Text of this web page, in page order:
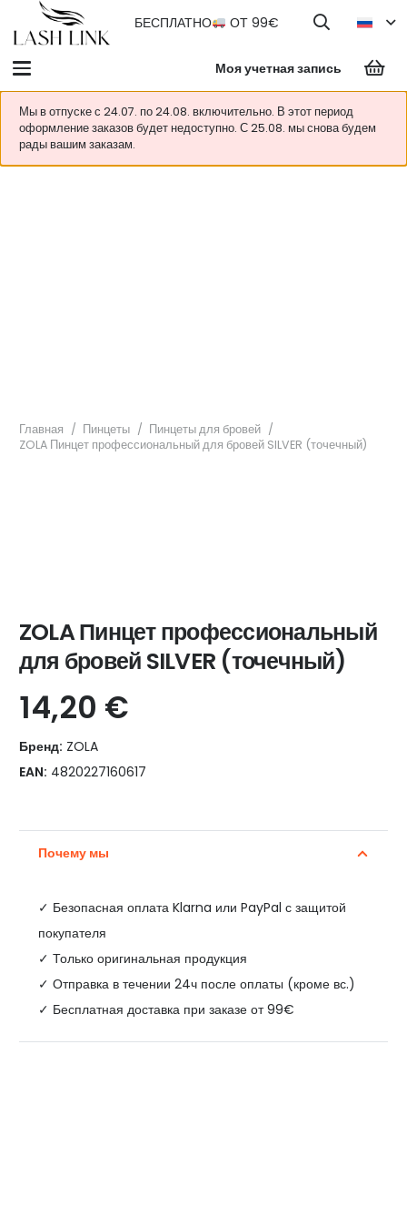
БЕСПЛАТНО ОТ 99€
Моя учетная запись
Мы в отпуске с 24.07. по 24.08. включительно. В этот период
оформление заказов будет недоступно. С 25.08. мы снова будем
рады вашим заказам.
Главная / Пинцеты / Пинцеты для бровей /
ZOLA Пинцет профессиональный для бровей SILVER (точечный)
ZOLA Пинцет профессиональный
для бровей SILVER (точечный)
14,20 €
Бренд: ZOLA
EAN: 4820227160617
Почему мы
✓ Безопасная оплата Klarna или PayPal с защитой
покупателя
✓ Только оригинальная продукция
✓ Отправка в течении 24ч после оплаты (кроме вс.)
✓ Бесплатная доставка при заказе от 99€